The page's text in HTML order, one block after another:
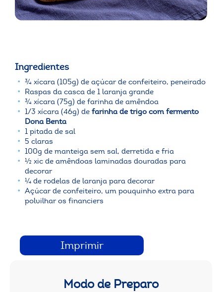
Ingredientes
¾ xícara (105g) de açúcar de confeiteiro, peneirado
Raspas da casca de 1 laranja grande
¾ xícara (75g) de farinha de amêndoa
1/3 xícara (46g) de farinha de trigo com fermento
Dona Benta
1 pitada de sal
5 claras
100g de manteiga sem sal, derretida e fria
½ xic de amêndoas laminadas douradas para
decorar
¼ de rodelas de laranja para decorar
Açúcar de confeiteiro, um pouquinho extra para
polvilhar os financiers
Imprimir
Modo de Preparo